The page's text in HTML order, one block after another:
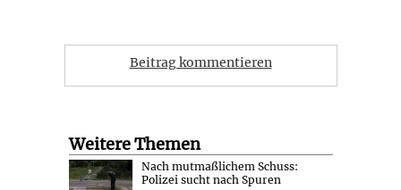
Beitrag kommentieren
Weitere Themen
Nach mutmaßlichem Schuss:
Polizei sucht nach Spuren